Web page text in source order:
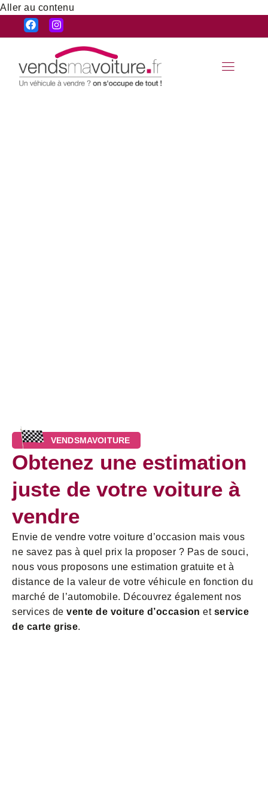
Aller au contenu
VENDSMAVOITURE
Obtenez une estimation
juste de votre voiture à
vendre
Envie de vendre votre voiture d’occasion mais vous
ne savez pas à quel prix la proposer ? Pas de souci,
nous vous proposons une estimation gratuite et à
distance de la valeur de votre véhicule en fonction du
marché de l’automobile. Découvrez également nos
services de vente de voiture d’occasion et service
de carte grise.